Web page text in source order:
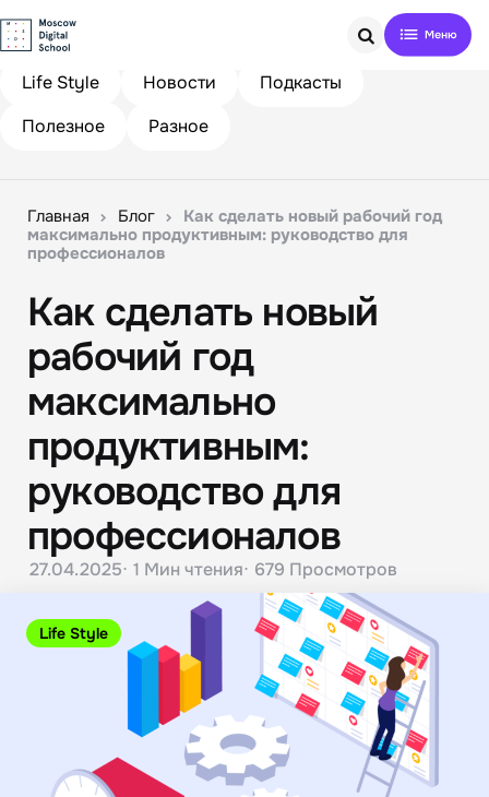
Search
Life Style
Новости
Подкасты
Полезное
Разное
Главная Блог
Как сделать новый рабочий год
максимально продуктивным: руководство для
профессионалов
Life Style
Как сделать новый
рабочий год
максимально
продуктивным:
руководство для
профессионалов
27.04.2025 1 Мин чтения 679 Просмотров